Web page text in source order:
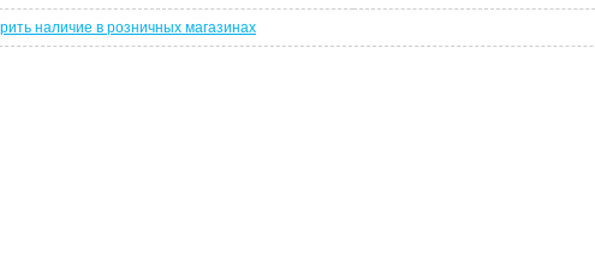
наличие в розничных магазинах